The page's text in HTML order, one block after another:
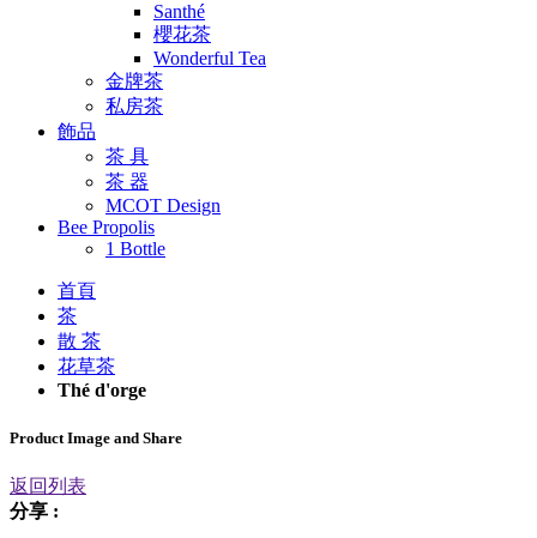
Santhé
櫻花茶
Wonderful Tea
金牌茶
私房茶
飾品
茶 具
茶 器
MCOT Design
Bee Propolis
1 Bottle
首頁
茶
散 茶
花草茶
Thé d'orge
Product Image and Share
返回列表
分享 :